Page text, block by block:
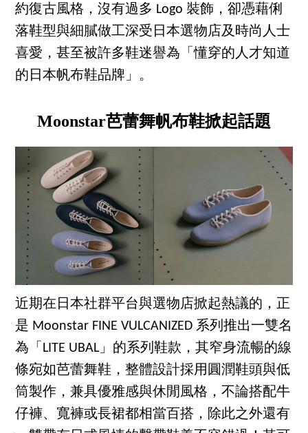
約復古風格，沒有過多 Logo 裝飾，卻憑藉俐
落鞋型與細膩做工深受日本選物店及時尚人士
喜愛，甚至被許多鞋迷譽為「懂穿的人才知道
的日本帆布鞋品牌」。
Moonstar芭蕾舞帆布鞋掀起話題
近期在日本社群平台與選物店掀起熱議的，正
是 Moonstar FINE VULCANIZED 系列推出一雙名
為「LITE UBAL」的系列鞋款，其窄身流暢的線
條宛如芭蕾舞鞋，整體設計採用圓潤鞋頭與低
筒製作，兼具優雅感與休閒風格，不論搭配牛
仔褲、寬褲或長裙都相當百搭，除此之外還有